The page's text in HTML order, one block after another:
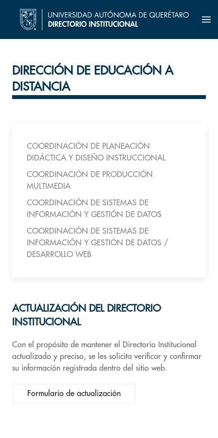
DIRECCIÓN DE EDUCACIÓN A
DISTANCIA
COORDINACIÓN DE PLANEACIÓN
DIDÁCTICA Y DISEÑO INSTRUCCIONAL
COORDINACIÓN DE PRODUCCIÓN
MULTIMEDIA
COORDINACIÓN DE SISTEMAS DE
INFORMACIÓN Y GESTIÓN DE DATOS
COORDINACIÓN DE SISTEMAS DE
INFORMACIÓN Y GESTIÓN DE DATOS /
DESARROLLO WEB
ACTUALIZACIÓN DEL DIRECTORIO
INSTITUCIONAL
Con el propósito de mantener el Directorio Institucional
actualizado y preciso, se les solicita verificar y confirmar
su información registrada dentro del sitio web.
Formulario de actualización